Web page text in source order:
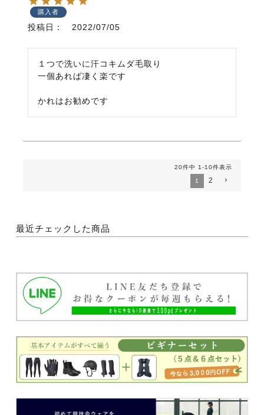
購入者
投稿日 2022/07/05
１つで洗いに汗コキムダ毛取り
一個あれば凄く楽です
かれはお勧めです
20件中 1-10件表示
1 2
最近チェックした商品